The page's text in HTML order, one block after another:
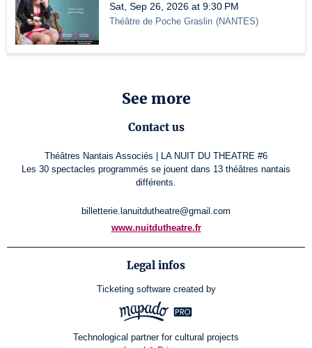
Sat, Sep 26, 2026 at 9:30 PM
Théâtre de Poche Graslin (NANTES)
See more
Contact us
Théâtres Nantais Associés | LA NUIT DU THEATRE #6
Les 30 spectacles programmés se jouent dans 13 théâtres nantais
différents.
billetterie.lanuitdutheatre@gmail.com
www.nuitdutheatre.fr
Legal infos
Ticketing software created by
Technological partner for cultural projects